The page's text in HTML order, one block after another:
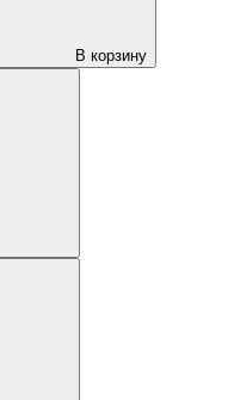
В корзину